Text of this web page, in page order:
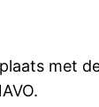
met